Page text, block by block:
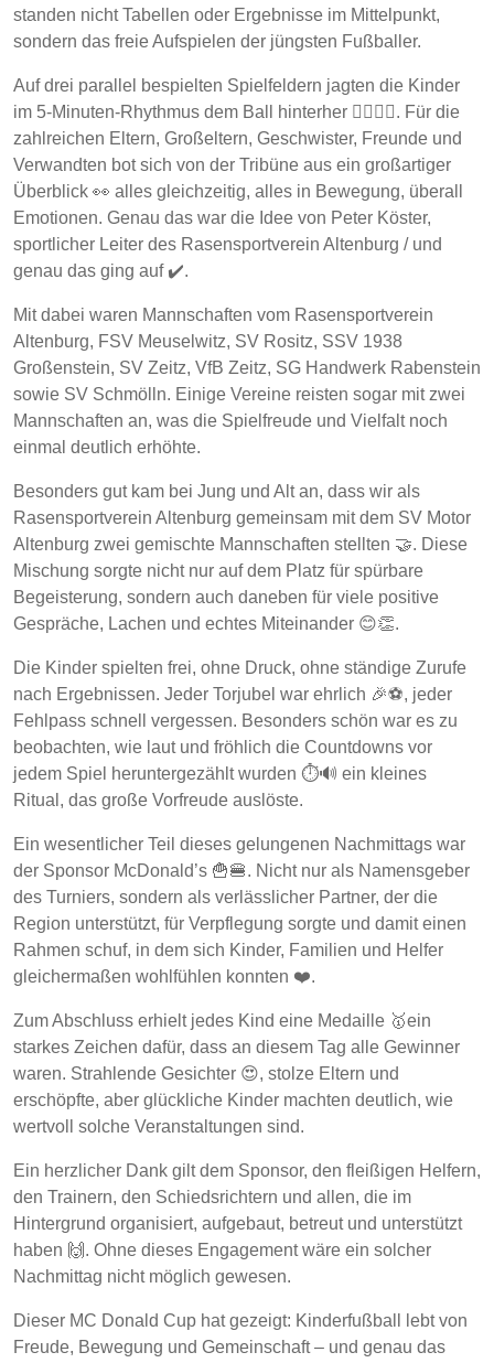
standen nicht Tabellen oder Ergebnisse im Mittelpunkt,
sondern das freie Aufspielen der jüngsten Fußballer.
Auf drei parallel bespielten Spielfeldern jagten die Kinder
im 5-Minuten-Rhythmus dem Ball hinterher 🏃‍♂️🏃‍♀️. Für die
zahlreichen Eltern, Großeltern, Geschwister, Freunde und
Verwandten bot sich von der Tribüne aus ein großartiger
Überblick 👀 alles gleichzeitig, alles in Bewegung, überall
Emotionen. Genau das war die Idee von Peter Köster,
sportlicher Leiter des Rasensportverein Altenburg / und
genau das ging auf ✔️.
Mit dabei waren Mannschaften vom Rasensportverein
Altenburg, FSV Meuselwitz, SV Rositz, SSV 1938
Großenstein, SV Zeitz, VfB Zeitz, SG Handwerk Rabenstein
sowie SV Schmölln. Einige Vereine reisten sogar mit zwei
Mannschaften an, was die Spielfreude und Vielfalt noch
einmal deutlich erhöhte.
Besonders gut kam bei Jung und Alt an, dass wir als
Rasensportverein Altenburg gemeinsam mit dem SV Motor
Altenburg zwei gemischte Mannschaften stellten 🤝. Diese
Mischung sorgte nicht nur auf dem Platz für spürbare
Begeisterung, sondern auch daneben für viele positive
Gespräche, Lachen und echtes Miteinander 😊👏.
Die Kinder spielten frei, ohne Druck, ohne ständige Zurufe
nach Ergebnissen. Jeder Torjubel war ehrlich 🎉⚽, jeder
Fehlpass schnell vergessen. Besonders schön war es zu
beobachten, wie laut und fröhlich die Countdowns vor
jedem Spiel heruntergezählt wurden ⏱️🔊 ein kleines
Ritual, das große Vorfreude auslöste.
Ein wesentlicher Teil dieses gelungenen Nachmittags war
der Sponsor McDonald’s 🍟🍔. Nicht nur als Namensgeber
des Turniers, sondern als verlässlicher Partner, der die
Region unterstützt, für Verpflegung sorgte und damit einen
Rahmen schuf, in dem sich Kinder, Familien und Helfer
gleichermaßen wohlfühlen konnten ❤️.
Zum Abschluss erhielt jedes Kind eine Medaille 🥇ein
starkes Zeichen dafür, dass an diesem Tag alle Gewinner
waren. Strahlende Gesichter 😍, stolze Eltern und
erschöpfte, aber glückliche Kinder machten deutlich, wie
wertvoll solche Veranstaltungen sind.
Ein herzlicher Dank gilt dem Sponsor, den fleißigen Helfern,
den Trainern, den Schiedsrichtern und allen, die im
Hintergrund organisiert, aufgebaut, betreut und unterstützt
haben 🙌. Ohne dieses Engagement wäre ein solcher
Nachmittag nicht möglich gewesen.
Dieser MC Donald Cup hat gezeigt: Kinderfußball lebt von
Freude, Bewegung und Gemeinschaft – und genau das